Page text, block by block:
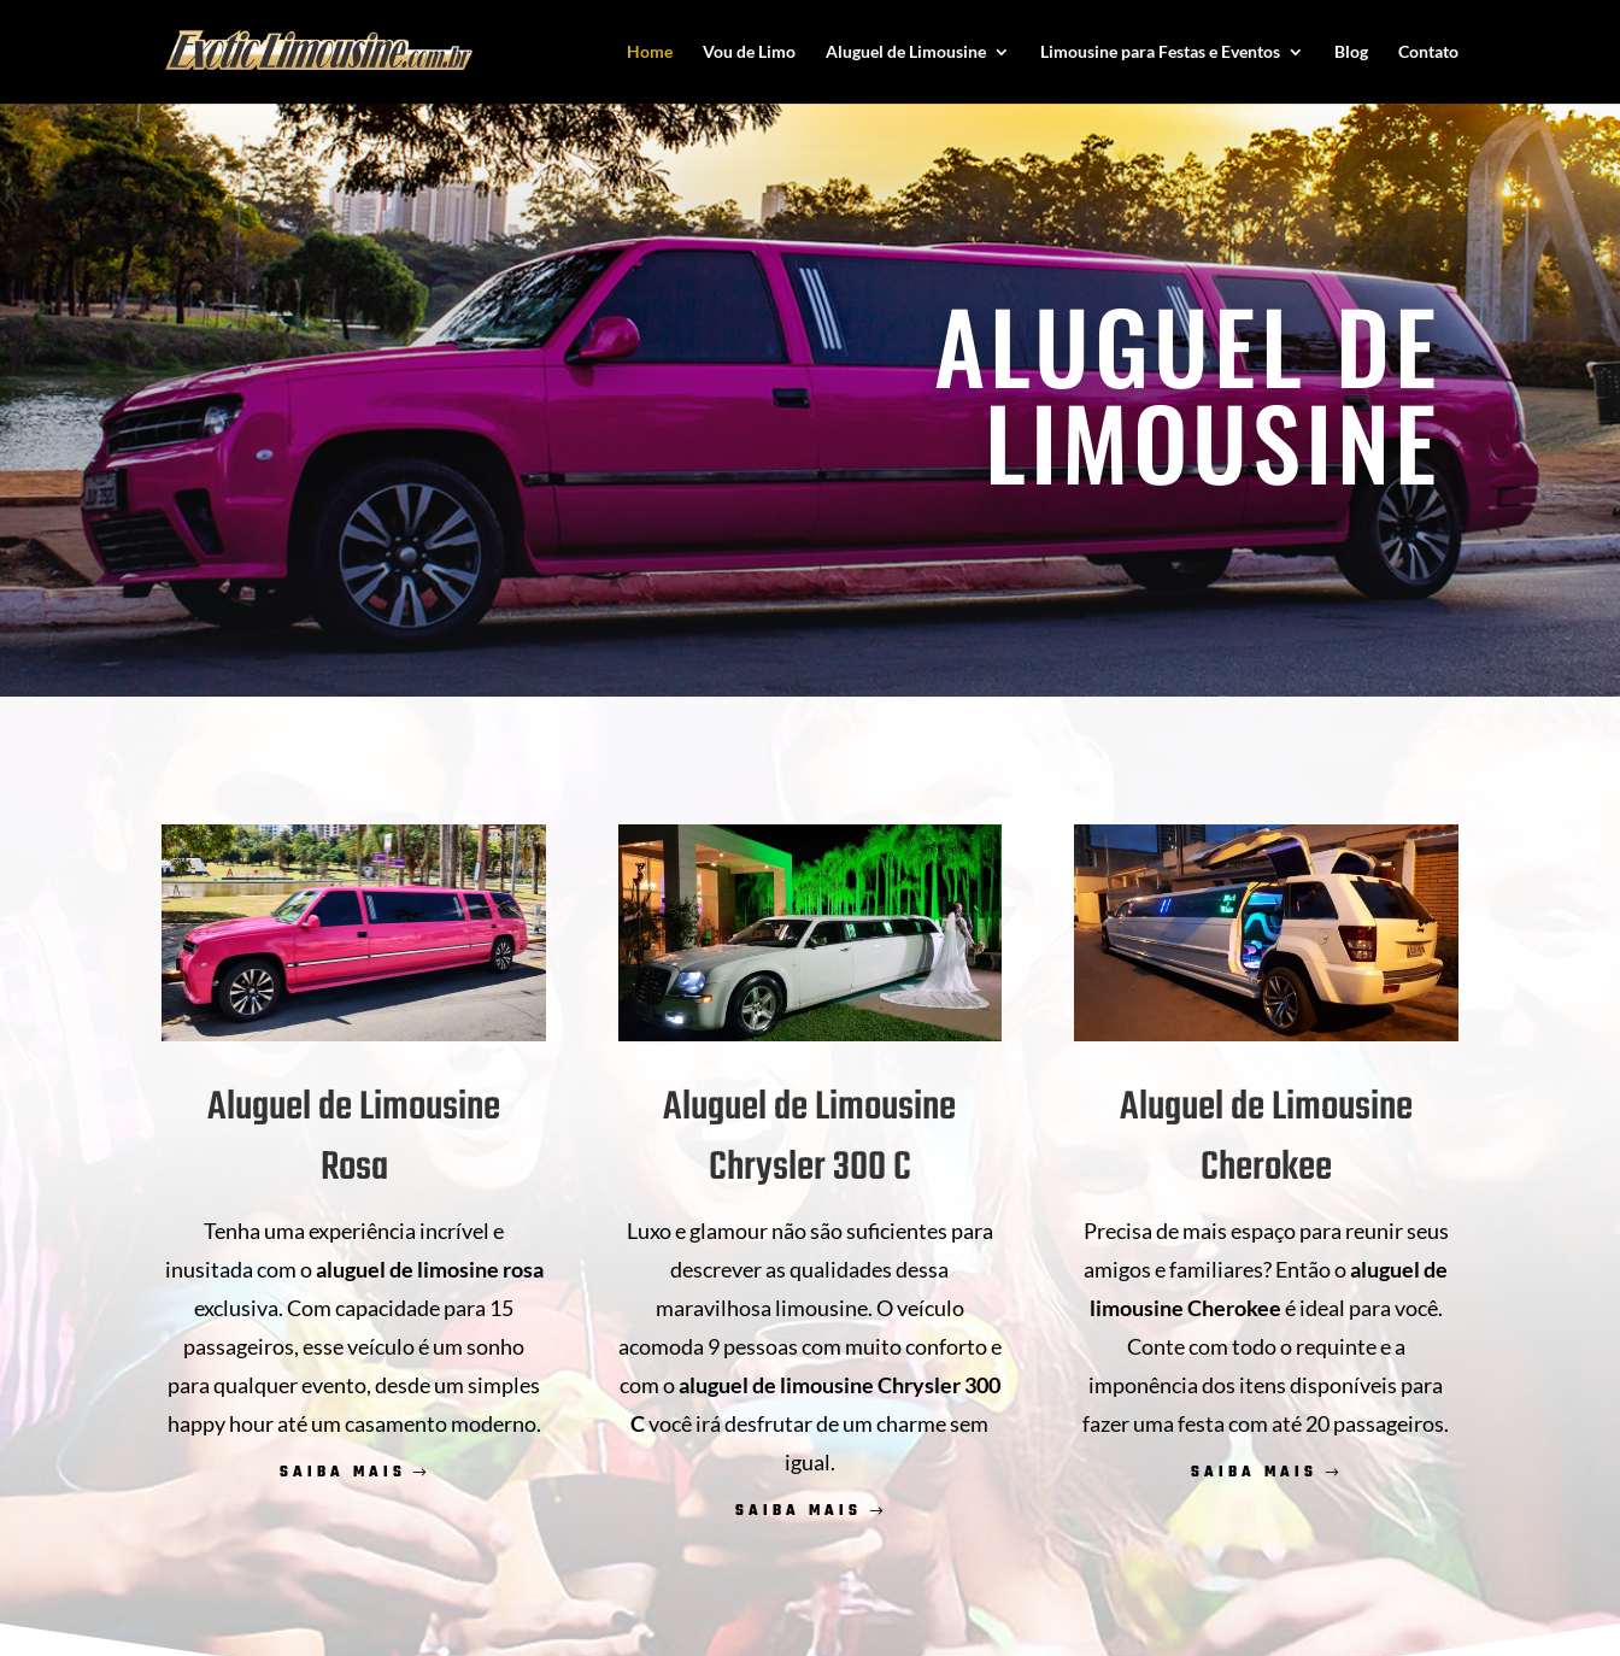
Home Vou de Limo Aluguel de Limousine Limousine para Festas e Eventos Blog Contato
ALUGUEL DE
LIMOUSINE
Aluguel de Limousine
Rosa
Tenha uma experiência incrível e
inusitada com oaluguel de limosine rosa
exclusiva. Com capacidade para 15
passageiros, esse veículo é um sonho
para qualquer evento, desde um simples
happy hour até um casamento moderno.
SAIBA MAIS
Aluguel de Limousine
Chrysler 300 C
Luxo e glamour não são suficientes para
descrever as qualidades dessa
maravilhosa limousine. O veículo
acomoda 9 pessoas com muito conforto e
com oaluguel de limousine Chrysler 300
Cvocê irá desfrutar de um charme sem
igual.
SAIBA MAIS
Aluguel de Limousine
Cherokee
Precisa de mais espaço para reunir seus
amigos e familiares? Então oaluguel de
limousine Cherokeeé ideal para você.
Conte com todo o requinte e a
imponência dos itens disponíveis para
fazer uma festa com até 20 passageiros.
SAIBA MAIS